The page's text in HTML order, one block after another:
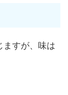
ますが、味は